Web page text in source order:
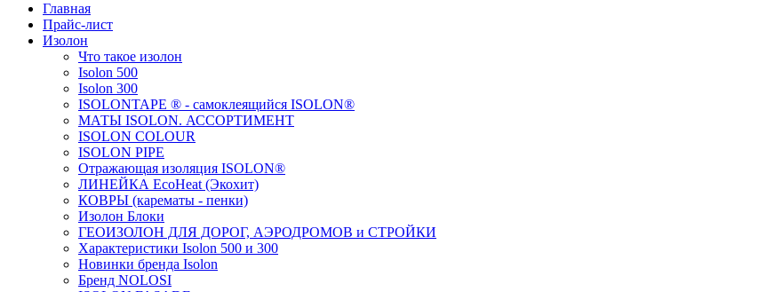
Главная
Прайс-лист
Изолон
Что такое изолон
Isolon 500
Isolon 300
ISOLONTAPE ® - самоклеящийся ISOLON®
МАТЫ ISOLON. АССОРТИМЕНТ
ISOLON COLOUR
ISOLON PIPE
Отражающая изоляция ISOLON®
ЛИНЕЙКА EcoHeat (Экохит)
КОВРЫ (карематы - пенки)
Изолон Блоки
ГЕОИЗОЛОН ДЛЯ ДОРОГ, АЭРОДРОМОВ и СТРОЙКИ
Характеристики Isolon 500 и 300
Новинки бренда Isolon
Бренд NOLOSI